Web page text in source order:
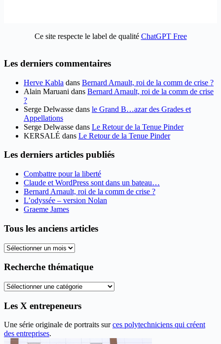
Ce site respecte le label de qualité ChatGPT Free
Les derniers commentaires
Herve Kabla dans Bernard Arnault, roi de la comm de crise ?
Alain Maruani dans Bernard Arnault, roi de la comm de crise
?
Serge Delwasse dans le Grand B…azar des Grades et
Appellations
Serge Delwasse dans Le Retour de la Tenue Pinder
KERSALÉ dans Le Retour de la Tenue Pinder
Les derniers articles publiés
Combattre pour la liberté
Claude et WordPress sont dans un bateau…
Bernard Arnault, roi de la comm de crise ?
L’odyssée – version Nolan
Graeme James
Tous les anciens articles
Tous
anciens
Recherche thématique
Recherche
Les X entrepeneurs
Une série originale de portraits surces polytechniciens qui créent
des entreprises.